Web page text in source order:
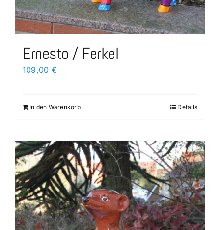
Ernesto / Ferkel
109,00 €
In den Warenkorb Details